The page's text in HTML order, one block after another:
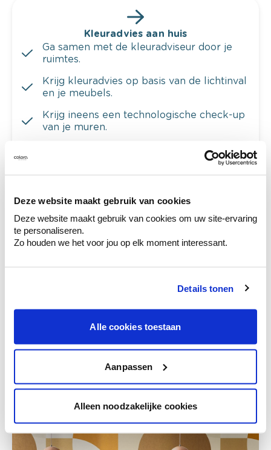
Deze website maakt gebruik van cookies
Deze website maakt gebruik van cookies om uw site-ervaring
te personaliseren.
Zo houden we het voor jou op elk moment interessant.
Details tonen
Alle cookies toestaan
Aanpassen
Alleen noodzakelijke cookies
Kleuradvies aan huis
Ga samen met de kleuradviseur door je
ruimtes.
Krijg kleuradvies op basis van de lichtinval
en je meubels.
Krijg ineens een technologische check-up
van je muren.
Bekijk je kleur in de winkel
kleurenselectie.
Bekijk er de bijhorende tinten om je kleur
Deze stijlen zijn misschien ook iets voor jou